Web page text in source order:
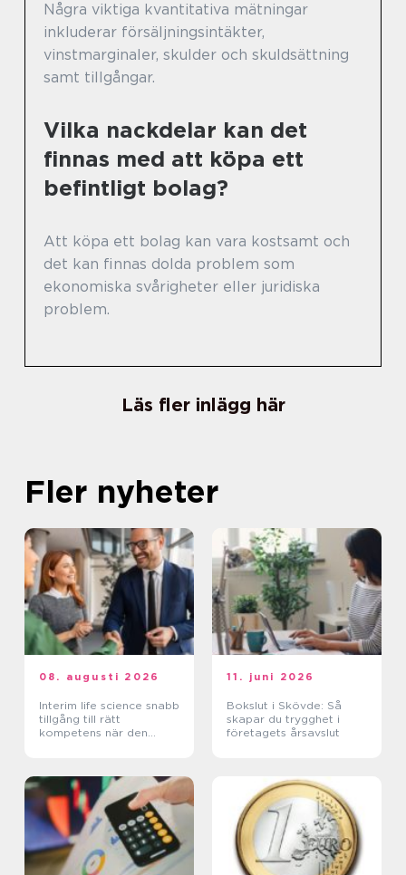
Några viktiga kvantitativa mätningar
inkluderar försäljningsintäkter,
vinstmarginaler, skulder och skuldsättning
samt tillgångar.
Vilka nackdelar kan det
finnas med att köpa ett
befintligt bolag?
Att köpa ett bolag kan vara kostsamt och
det kan finnas dolda problem som
ekonomiska svårigheter eller juridiska
problem.
Läs fler inlägg här
Fler nyheter
08. augusti 2026
Interim life science snabb
tillgång till rätt
kompetens när den
11. juni 2026
Bokslut i Skövde: Så
skapar du trygghet i
företagets årsavslut